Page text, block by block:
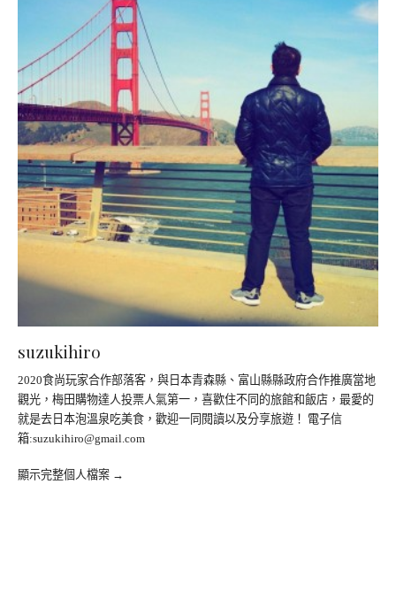
suzukihiro
2020食尚玩家合作部落客，與日本青森縣、富山縣縣政府合作推廣當地
觀光，梅田購物達人投票人氣第一，喜歡住不同的旅館和飯店，最愛的
就是去日本泡溫泉吃美食，歡迎一同閱讀以及分享旅遊！ 電子信
箱:suzukihiro@gmail.com
顯示完整個人檔案 →